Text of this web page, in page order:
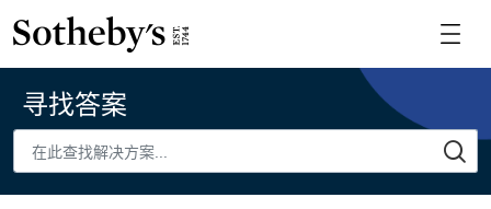
寻找答案